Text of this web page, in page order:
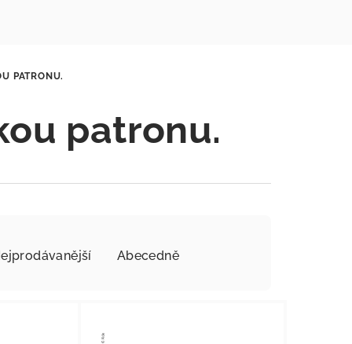
PATRONU.
patronu.
Abecedně